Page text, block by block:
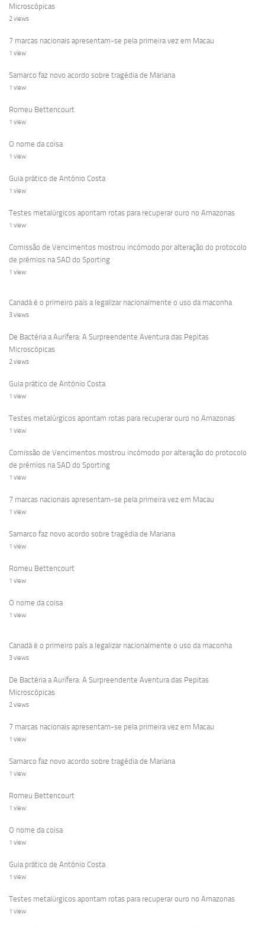
Microscópicas
2 views
7 marcas nacionais apresentam-se pela primeira vez em Macau
1 view
Samarco faz novo acordo sobre tragédia de Mariana
1 view
Romeu Bettencourt
1 view
O nome da coisa
1 view
Guia prático de António Costa
1 view
Testes metalúrgicos apontam rotas para recuperar ouro no Amazonas
1 view
Comissão de Vencimentos mostrou incómodo por alteração do protocolo
de prémios na SAD do Sporting
1 view
Canadá é o primeiro país a legalizar nacionalmente o uso da maconha
3 views
De Bactéria a Aurífera: A Surpreendente Aventura das Pepitas
Microscópicas
2 views
Guia prático de António Costa
1 view
Testes metalúrgicos apontam rotas para recuperar ouro no Amazonas
1 view
Comissão de Vencimentos mostrou incómodo por alteração do protocolo
de prémios na SAD do Sporting
1 view
7 marcas nacionais apresentam-se pela primeira vez em Macau
1 view
Samarco faz novo acordo sobre tragédia de Mariana
1 view
Romeu Bettencourt
1 view
O nome da coisa
1 view
Canadá é o primeiro país a legalizar nacionalmente o uso da maconha
3 views
De Bactéria a Aurífera: A Surpreendente Aventura das Pepitas
Microscópicas
2 views
7 marcas nacionais apresentam-se pela primeira vez em Macau
1 view
Samarco faz novo acordo sobre tragédia de Mariana
1 view
Romeu Bettencourt
1 view
O nome da coisa
1 view
Guia prático de António Costa
1 view
Testes metalúrgicos apontam rotas para recuperar ouro no Amazonas
1 view